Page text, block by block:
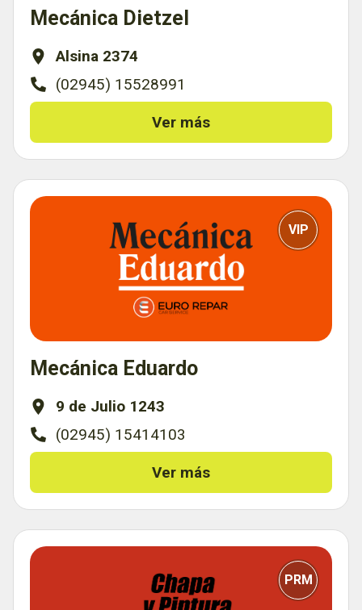
Mecánica Dietzel
Alsina 2374
(02945) 15528991
Ver más
VIP
Mecánica Eduardo
9 de Julio 1243
(02945) 15414103
Ver más
PRM